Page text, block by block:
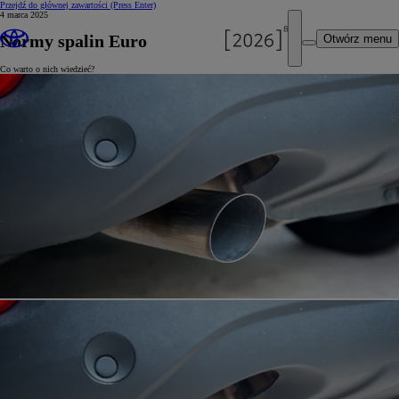
Przejdź do głównej zawartości (Press Enter)
Otwórz menu
4 marca 2025
Normy spalin Euro
Co warto o nich wiedzieć?